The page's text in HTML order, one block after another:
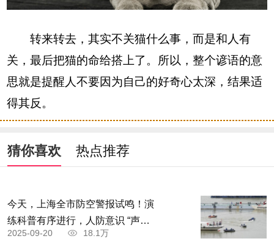
转来转去，其实不关猫什么事，而是和人有
关，最后把猫的命给搭上了。所以，整个谚语的意
思就是提醒人不要因为自己的好奇心太深，结果适
得其反。
猜你喜欢 热点推荐
今天，上海全市防空警报试鸣！演
练科普有序进行，人防意识 “声入
人心”
2025-09-20 18.1万